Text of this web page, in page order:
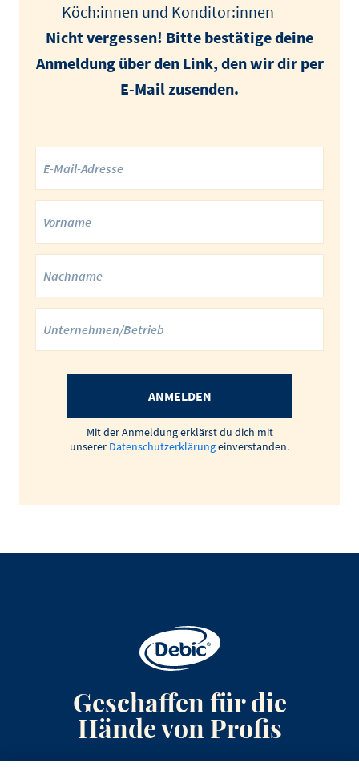
Köch:innen und Konditor:innen
Nicht vergessen! Bitte bestätige deine
Anmeldung über den Link, den wir dir per
E-Mail zusenden.
ANMELDEN
Mit der Anmeldung erklärst du dich mit
unserer Datenschutzerklärungeinverstanden.
Geschaffen für die
Hände von Profis